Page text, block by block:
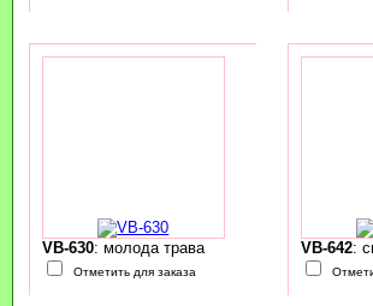
VB-630: молода трава
Отметить для заказа
VB-642: